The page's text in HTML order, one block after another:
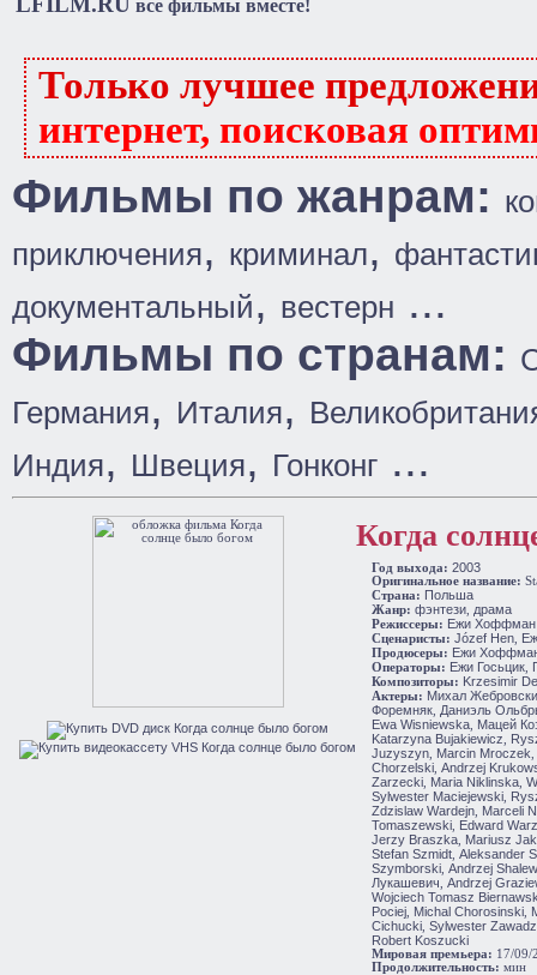
все фильмы вместе!
Только лучшее
интернет, поисковая
Фильмы по жанрам:
приключения, криминал,
документальный, вестерн ...
Фильмы по странам:
Германия, Италия,
Индия, Швеция, Гонконг ...
Когда
Год выхода: 2003
Оригинальное название:
Cтрана: Польша
Жанр: фэнтези драма
Режиссеры: Ежи Хоффман
Сценаристы: Józef Hen
Продюсеры: Ежи
Операторы: Ежи Госьцик
Композиторы: Krzesimir
Актеры: Михал
Форемняк Даниэль
Ewa Wisniewska Мацей
Katarzyna Bujakiewicz
Juzyszyn Marcin Mroczek
Chorzelski Andrzej
Zarzecki Maria Niklinska
Sylwester Maciejewski
Zdzislaw Wardejn Marceli
Tomaszewski Edward
Jerzy Braszka Mariusz
Stefan Szmidt Aleksander
Szymborski Andrzej Shalew
Лукашевич Andrzej
Wojciech Tomasz
Pociej Michal Chorosinski
Cichucki Sylwester
Robert Koszucki
Мировая премьера: 17/09/
Продолжительность: мин